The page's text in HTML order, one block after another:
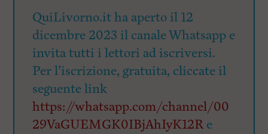
QuiLivorno.it ha aperto il 12
dicembre 2023 il canale Whatsapp e
invita tutti i lettori ad iscriversi.
Per l’iscrizione, gratuita, cliccate il
seguente link
https://whatsapp.com/channel/00
29VaGUEMGK0IBjAhIyK12Re